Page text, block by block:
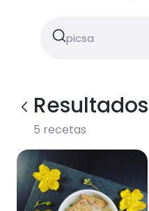
Resultados
5 recetas